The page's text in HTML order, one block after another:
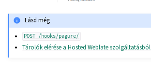
Lásd még
POST /hooks/pagure/
Tárolók elérése a Hosted Weblate szolgáltatásból